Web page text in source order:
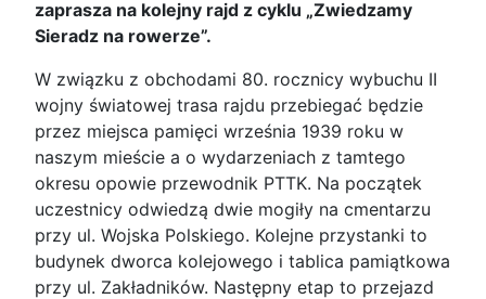
zaprasza na kolejny rajd z cyklu „Zwiedzamy
Sieradz na rowerze”.
W związku z obchodami 80. rocznicy wybuchu II
wojny światowej trasa rajdu przebiegać będzie
przez miejsca pamięci września 1939 roku w
naszym mieście a o wydarzeniach z tamtego
okresu opowie przewodnik PTTK. Na początek
uczestnicy odwiedzą dwie mogiły na cmentarzu
przy ul. Wojska Polskiego. Kolejne przystanki to
budynek dworca kolejowego i tablica pamiątkowa
przy ul. Zakładników. Następny etap to przejazd